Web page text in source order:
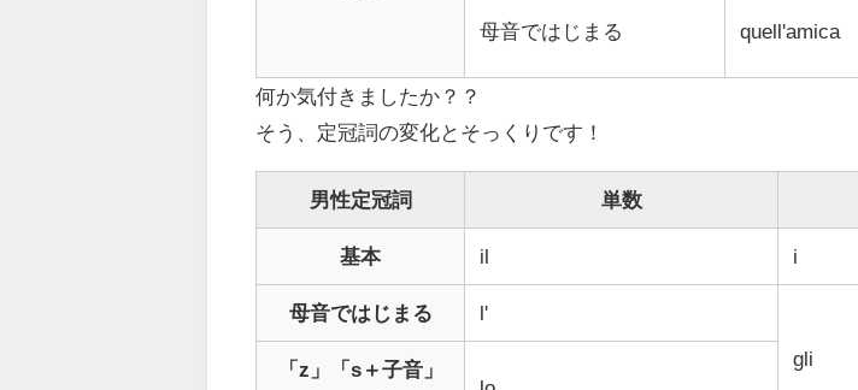
母音ではじまる quell'amica
何か気付きましたか？？
そう、定冠詞の変化とそっくりです！
男性定冠詞 単数
基本 il i
母音ではじまる l'
gli
「z」「s＋子音」